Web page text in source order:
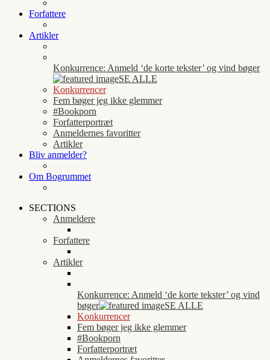
Forfattere
Artikler
Konkurrence: Anmeld ‘de korte tekster’ og vind bøger
SE ALLE
Konkurrencer
Fem bøger jeg ikke glemmer
#Bookporn
Forfatterportræt
Anmeldernes favoritter
Artikler
Bliv anmelder?
Om Bogrummet
SECTIONS
Anmeldere
Forfattere
Artikler
Konkurrence: Anmeld ‘de korte tekster’ og vind
bøger
SE ALLE
Konkurrencer
Fem bøger jeg ikke glemmer
#Bookporn
Forfatterportræt